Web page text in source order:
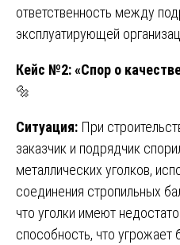
ответственность между
эксплуатирующей
Кейс №2: «Спор о
🔩
Ситуация: При
заказчик и подрядчик
металлических уголков,
соединения стропильных
что уголки имеют
способность, что угрожает